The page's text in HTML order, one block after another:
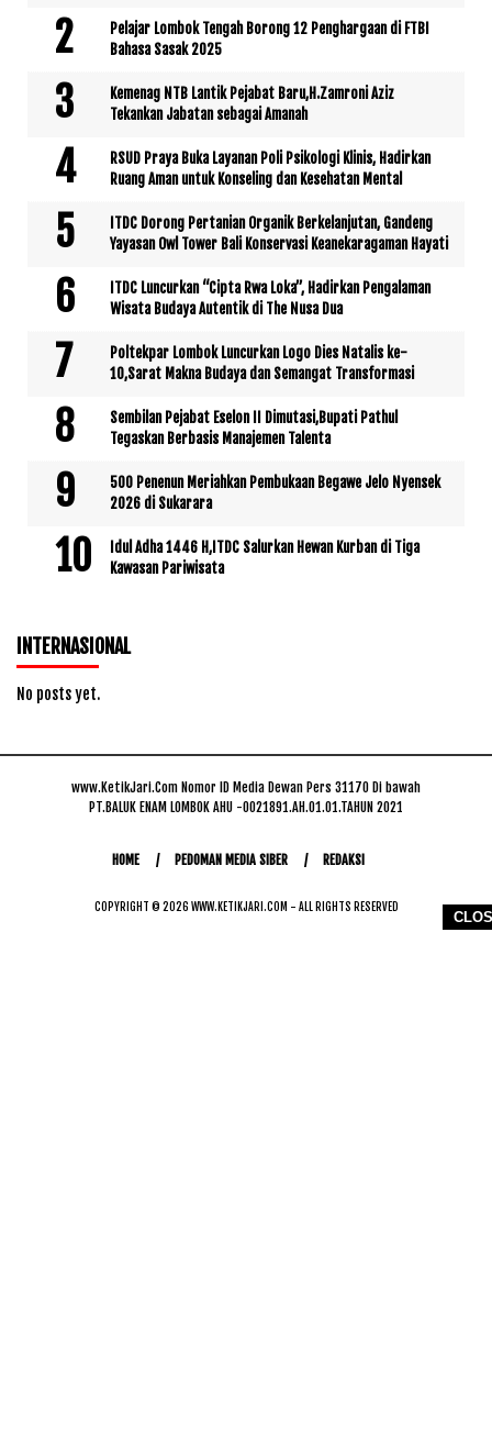
Pelajar Lombok Tengah Borong 12 Penghargaan di FTBI
Bahasa Sasak 2025
Kemenag NTB Lantik Pejabat Baru,H.Zamroni Aziz
Tekankan Jabatan sebagai Amanah
RSUD Praya Buka Layanan Poli Psikologi Klinis, Hadirkan
Ruang Aman untuk Konseling dan Kesehatan Mental
ITDC Dorong Pertanian Organik Berkelanjutan, Gandeng
Yayasan Owl Tower Bali Konservasi Keanekaragaman Hayati
ITDC Luncurkan “Cipta Rwa Loka”, Hadirkan Pengalaman
Wisata Budaya Autentik di The Nusa Dua
Poltekpar Lombok Luncurkan Logo Dies Natalis ke-
10,Sarat Makna Budaya dan Semangat Transformasi
Sembilan Pejabat Eselon II Dimutasi,Bupati Pathul
Tegaskan Berbasis Manajemen Talenta
500 Penenun Meriahkan Pembukaan Begawe Jelo Nyensek
2026 di Sukarara
Idul Adha 1446 H,ITDC Salurkan Hewan Kurban di Tiga
Kawasan Pariwisata
INTERNASIONAL
No posts yet.
www.KetikJari.Com Nomor ID Media Dewan Pers 31170 Di bawah
PT.BALUK ENAM LOMBOK AHU -0021891.AH.01.01.TAHUN 2021
HOME PEDOMAN MEDIA SIBER REDAKSI
COPYRIGHT © 2026 WWW.KETIKJARI.COM - ALL RIGHTS RESERVED